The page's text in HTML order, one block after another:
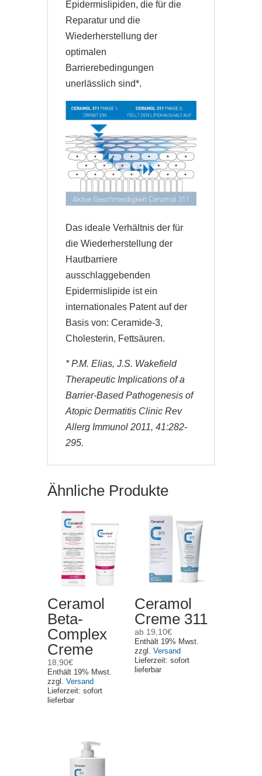
Epidermislipiden, die für die
Reparatur und die
Wiederherstellung der
optimalen
Barrierebedingungen
unerlässlich sind*.
Das ideale Verhältnis der für
die Wiederherstellung der
Hautbarriere
ausschlaggebenden
Epidermislipide ist ein
internationales Patent auf der
Basis von: Ceramide-3,
Cholesterin, Fettsäuren.
* P.M. Elias, J.S. Wakefield
Therapeutic Implications of a
Barrier-Based Pathogenesis of
Atopic Dermatitis Clinic Rev
Allerg Immunol 2011, 41:282-
295.
Ähnliche Produkte
Ceramol
Beta-
Complex
Creme
18,90€
Enthält 19% Mwst.
zzgl. Versand
Lieferzeit: sofort
lieferbar
Ceramol
Creme 311
ab 19,10€
Enthält 19% Mwst.
zzgl. Versand
Lieferzeit: sofort
lieferbar